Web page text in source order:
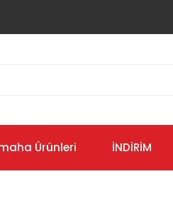
Ürünleri İNDİRİM